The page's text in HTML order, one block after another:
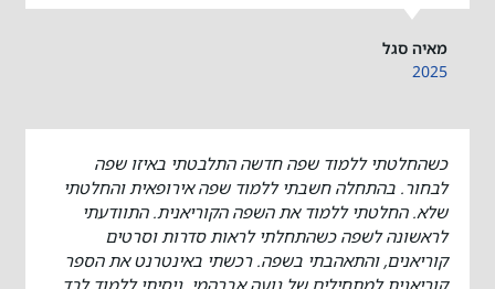
מאיה סגל
2025
כשהחלטתי ללמוד שפה חדשה התלבטתי באיזו שפה
לבחור. בהתחלה חשבתי ללמוד שפה אירופאית והחלטתי
שלא. החלטתי ללמוד את השפה הקוריאנית. התוודעתי
לראשונה לשפה כשהתחלתי לראות סדרות וסרטים
קוריאנים, והתאהבתי בשפה. רכשתי באינטרנט את הספר
קוריאנית למתחילים של נועה אברהמי. ניסיתי ללמוד לבד